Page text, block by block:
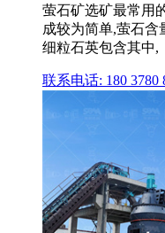
萤石矿选矿最常用
成较为简单,萤石含
细粒石英包含其中,
联系电话: 180 3780